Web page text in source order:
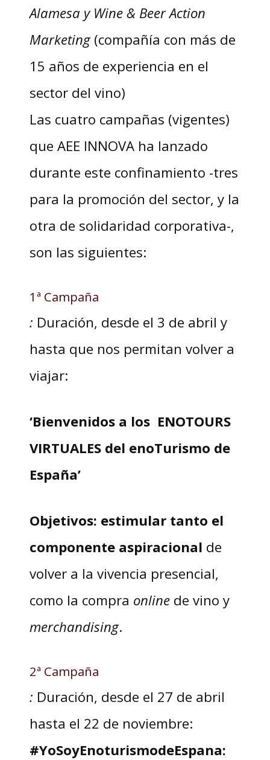
Alamesa y Wine & Beer Action
Marketing (compañía con más de
15 años de experiencia en el
sector del vino)
Las cuatro campañas (vigentes)
que AEE INNOVA ha lanzado
durante este confinamiento -tres
para la promoción del sector, y la
otra de solidaridad corporativa-,
son las siguientes:
1ª Campaña
: Duración, desde el 3 de abril y
hasta que nos permitan volver a
viajar:
‘Bienvenidos a los ENOTOURS
VIRTUALES del enoTurismo de
España’
Objetivos: estimular tanto el
componente aspiracional de
volver a la vivencia presencial,
como la compra onlinede vino y
merchandising.
2ª Campaña
: Duración, desde el 27 de abril
hasta el 22 de noviembre:
#YoSoyEnoturismodeEspana: